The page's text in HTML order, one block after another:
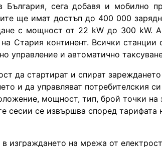
сега добавя и мобилно
ще имат достъп до 400 000
с мощност от 22 kW до 300 kW.
Стария континент. Всички станции
управление и автоматично
да стартират и спират зареждането
и да управляват потребителския си
мощност, тип, брой точки на
сесии се извършва според тарифата
изграждането на мрежа от